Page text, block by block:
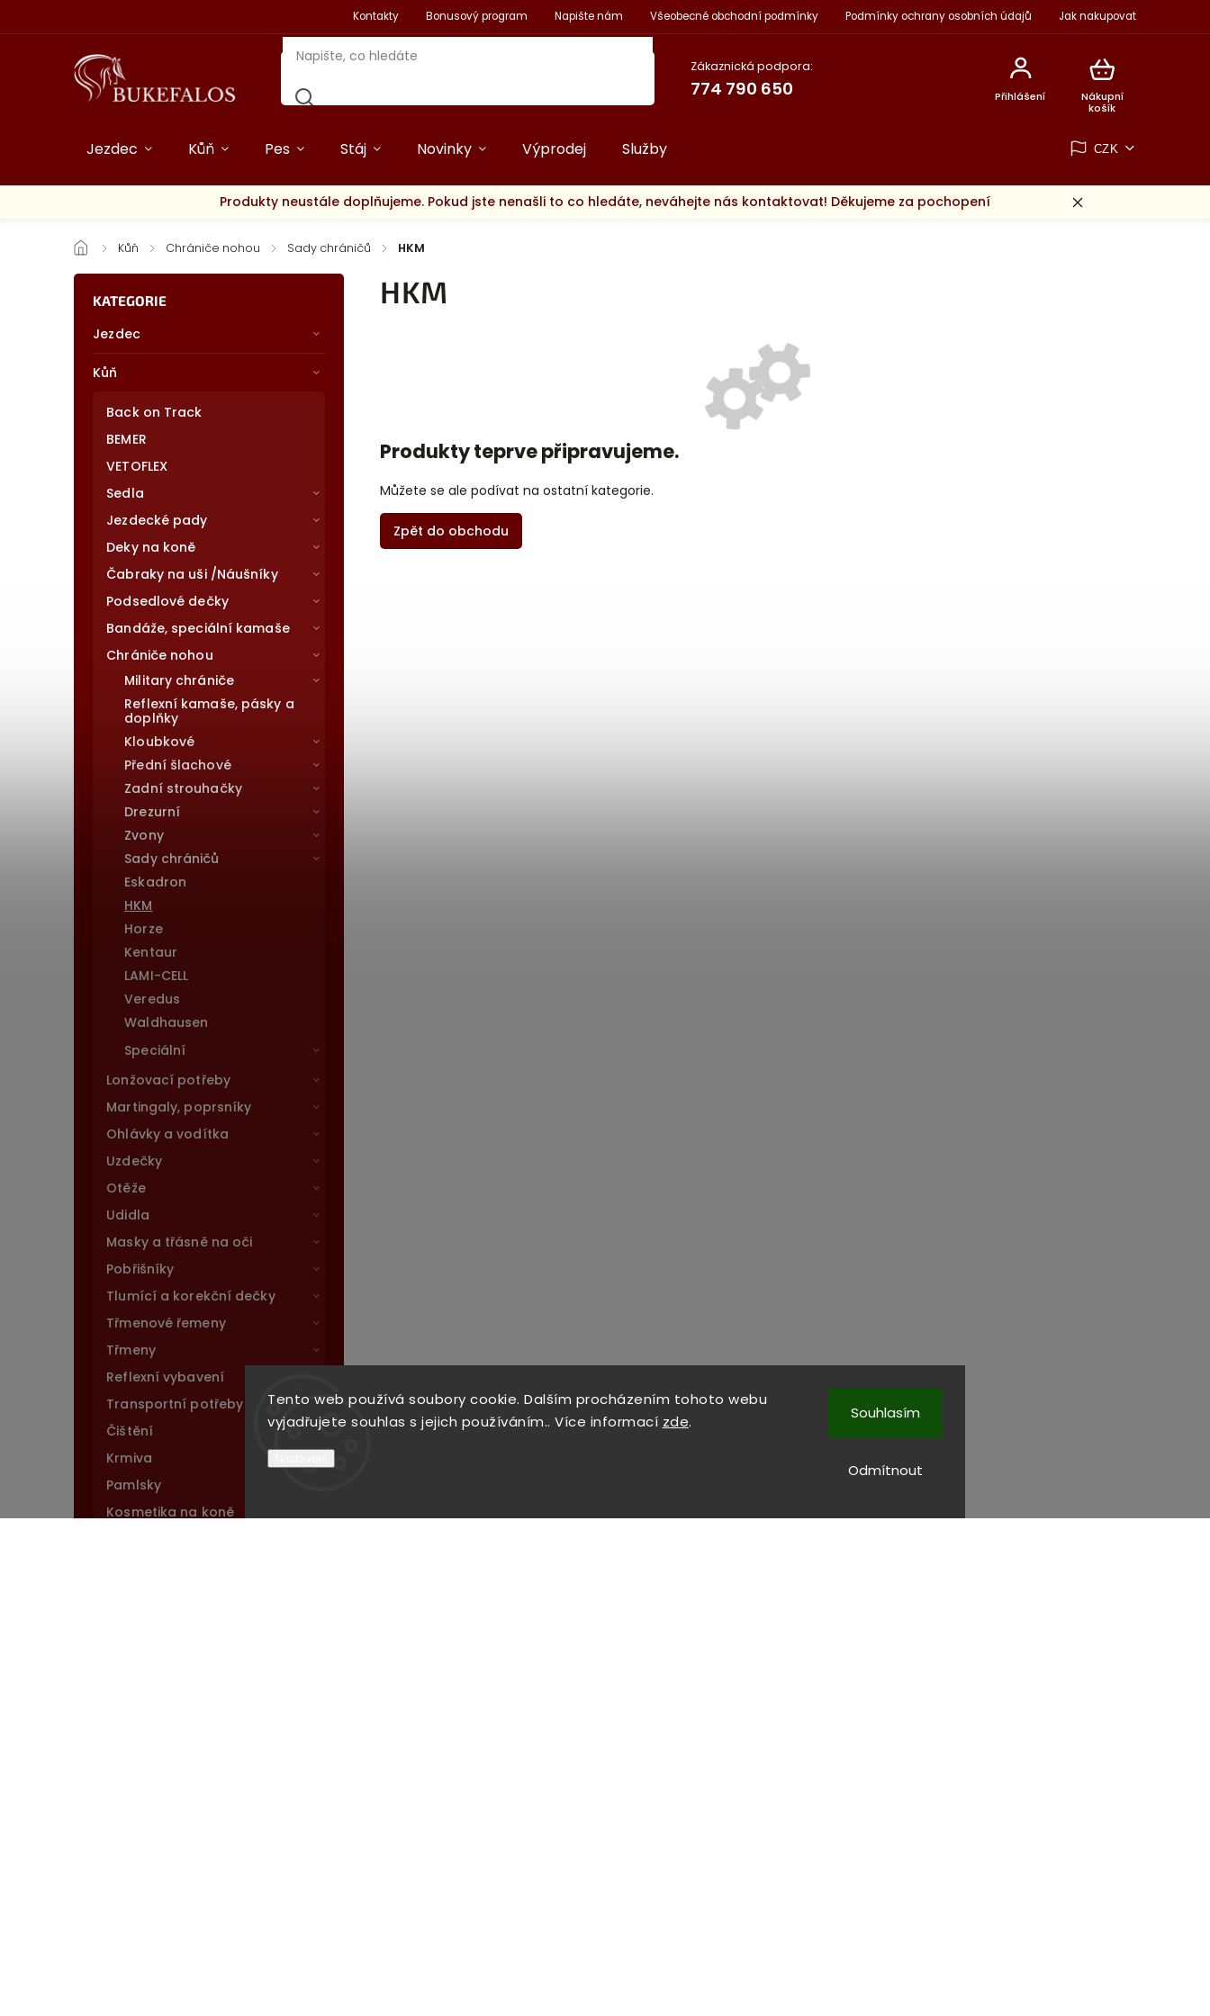
Tento web používá soubory cookie. Dalším procházením tohoto webu
vyjadřujete souhlas s jejich používáním.. Více informací zde.
Odmítnout
Souhlasím
Kontakty Bonusový program Napište nám Všeobecné obchodní podmínky Podmínky ochrany osobních údajů Jak nakupovat
Zákaznická podpora:
774 790 650
Nákupní
košík
Přihlášení
CZK
Jezdec Kůň Pes Stáj Novinky Výprodej Služby
Produkty neustále doplňujeme. Pokud jste nenašli to co hledáte, neváhejte nás kontaktovat! Děkujeme za pochopení
/ Kůň / Chrániče nohou / Sady chráničů / HKM
KATEGORIE
Jezdec
Kůň
Back on Track
BEMER
VETOFLEX
Sedla
Jezdecké pady
Deky na koně
Čabraky na uši /Náušníky
Podsedlové dečky
Bandáže, speciální kamaše
Chrániče nohou
Military chrániče
Reflexní kamaše, pásky a
doplňky
Kloubkové
Přední šlachové
Zadní strouhačky
Drezurní
Zvony
Sady chráničů
Eskadron
HKM
Horze
Kentaur
LAMI-CELL
Veredus
Waldhausen
Speciální
Lonžovací potřeby
Martingaly, poprsníky
Ohlávky a vodítka
Uzdečky
Otěže
Udidla
Masky a třásně na oči
Pobřišníky
Tlumící a korekční dečky
Třmenové řemeny
Třmeny
Reflexní vybavení
Transportní potřeby
Čištění
Krmiva
Pamlsky
Kosmetika na koně
HKM
Produkty teprve připravujeme.
Můžete se ale podívat na ostatní kategorie.
Zpět do obchodu